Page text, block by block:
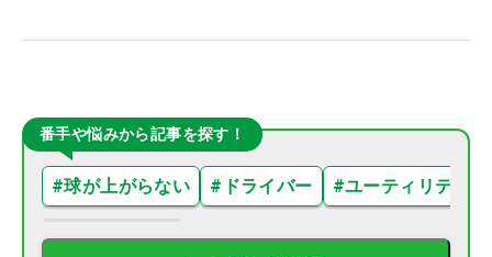
番手や悩みから記事を探す！
#球が上がらない # ドライバー #ユーティリティ